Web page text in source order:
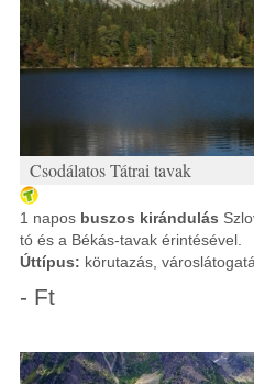
Csodálatos Tátrai tavak
1 napos buszos kirándulás
tó és a Békás-tavak érintésével.
Úttípus: körutazás,
- Ft